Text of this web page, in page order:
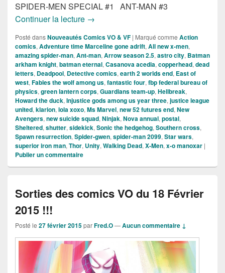
SPIDER-MEN SPECIAL #1 ANT-MAN #3
Continuer la lecture Sorties des comics VO du 11 Mars
→
Posté dansNouveautés Comics VO & VF | Marqué comme Action
comics, Adventure time Marceline gone adrift, All new x-men,
amazing spider-man, Ant-man, Arrow season 2.5, astro city, Batman
arkham knight, batman eternal, Casanova acedia, copperhead, dead
letters, Deadpool, Detective comics, earth 2 worlds end, East of
west, Fables the wolf among us, fantastic four, fbp federal bureau of
physics, green lantern corps, Guardians team-up, Hellbreak,
Howard the duck, Injustice gods among us year three, justice league
united, klarion, lola xoxo, Ms Marvel, new 52 futures end, New
Avengers, new suicide squad, Ninjak, Nova annual, postal,
Sheltered, shutter, sidekick, Sonic the hedgehog, Southern cross,
Spawn resurrection, Spider-gwen, spider-man 2099, Star wars,
superior iron man, Thor, Unity, Walking Dead, X-Men, x-o manoxar |
Publier un commentaire
Sorties des comics VO du 18 Février
2015 !!!
Posté le 27 février 2015parFred.O—Aucun commentaire ↓